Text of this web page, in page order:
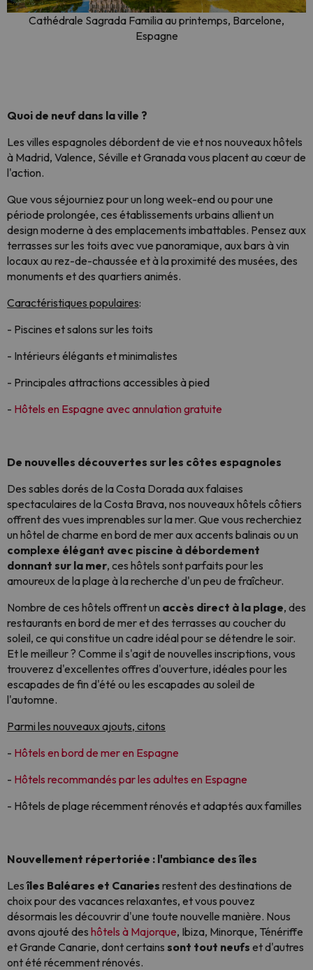
Cathédrale Sagrada Familia au printemps, Barcelone,
Espagne
Quoi de neuf dans la ville ?
Les villes espagnoles débordent de vie et nos nouveaux hôtels
à Madrid, Valence, Séville et Granada vous placent au cœur de
l'action.
Que vous séjourniez pour un long week-end ou pour une
période prolongée, ces établissements urbains allient un
design moderne à des emplacements imbattables. Pensez aux
terrasses sur les toits avec vue panoramique, aux bars à vin
locaux au rez-de-chaussée et à la proximité des musées, des
monuments et des quartiers animés.
Caractéristiques populaires:
- Piscines et salons sur les toits
- Intérieurs élégants et minimalistes
- Principales attractions accessibles à pied
- Hôtels en Espagne avec annulation gratuite
De nouvelles découvertes sur les côtes espagnoles
Des sables dorés de la Costa Dorada aux falaises
spectaculaires de la Costa Brava, nos nouveaux hôtels côtiers
offrent des vues imprenables sur la mer. Que vous recherchiez
un hôtel de charme en bord de mer aux accents balinais ou un
complexe élégant avec piscine à débordement
donnant sur la mer, ces hôtels sont parfaits pour les
amoureux de la plage à la recherche d'un peu de fraîcheur.
Nombre de ces hôtels offrent un accès direct à la plage, des
restaurants en bord de mer et des terrasses au coucher du
soleil, ce qui constitue un cadre idéal pour se détendre le soir.
Et le meilleur ? Comme il s'agit de nouvelles inscriptions, vous
trouverez d'excellentes offres d'ouverture, idéales pour les
escapades de fin d'été ou les escapades au soleil de
l'automne.
Parmi les nouveaux ajouts, citons
- Hôtels en bord de mer en Espagne
- Hôtels recommandés par les adultes en Espagne
- Hôtels de plage récemment rénovés et adaptés aux familles
Nouvellement répertoriée : l'ambiance des îles
Lesîles Baléares et Canaries restent des destinations de
choix pour des vacances relaxantes, et vous pouvez
désormais les découvrir d'une toute nouvelle manière. Nous
avons ajouté des hôtels à Majorque, Ibiza, Minorque, Ténériffe
et Grande Canarie, dont certains sont tout neufs et d'autres
ont été récemment rénovés.